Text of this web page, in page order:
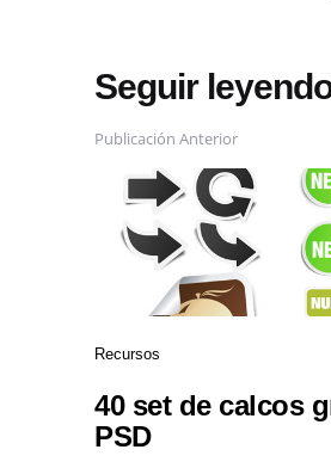
Seguir
Publicación Anterior
Recursos
40 set de calcos
PSD